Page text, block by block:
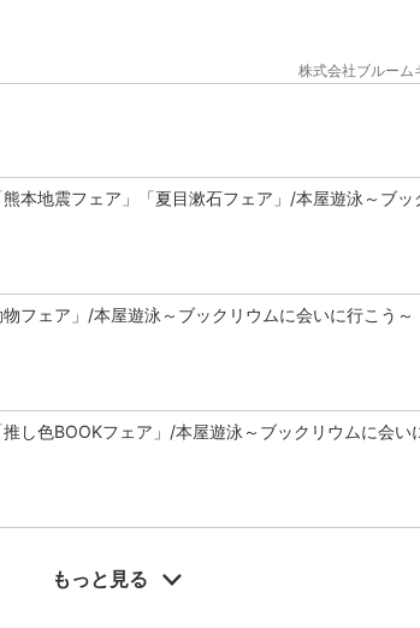
株式会社ブルーム
本地震フェア」「夏目漱石フェア」/本屋遊泳～ブッ
フェア」/本屋遊泳～ブックリウムに会いに行こう～
し色BOOKフェア」/本屋遊泳～ブックリウムに会い
もっと見る